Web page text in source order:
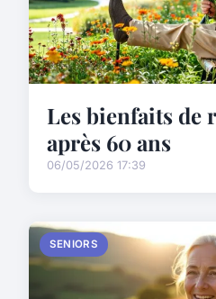
Les bienfaits de
après 60 ans
06/05/2026 17:39
SENIORS